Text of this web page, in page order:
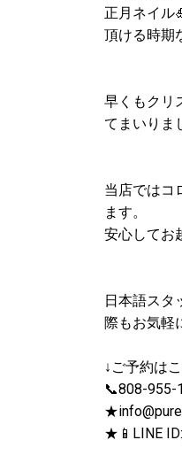
正月ネイル
頂ける時期
早くもクリ
てまいりま
当店ではコ
ます。
安心してお
日本語スタ
際もお気軽
↓ご予約は
📞808-955-
★📱LINE